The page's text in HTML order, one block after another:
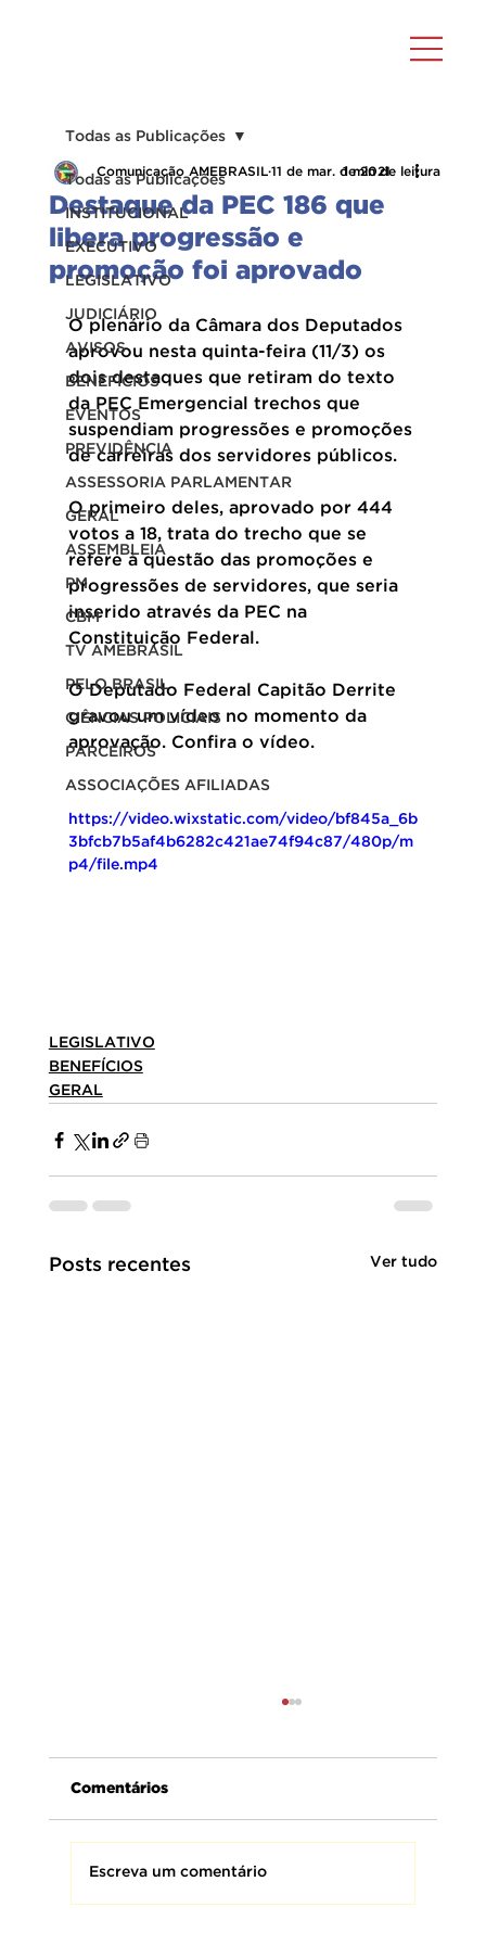
Todas as Publicações
INSTITUCIONAL
EXECUTIVO
LEGISLATIVO
JUDICIÁRIO
AVISOS
BENEFÍCIOS
EVENTOS
PREVIDÊNCIA
ASSESSORIA PARLAMENTAR
GERAL
ASSEMBLEIA
PM
CBM
TV AMEBRASIL
PELO BRASIL
CIÊNCIAS POLICIAIS
PARCEIROS
ASSOCIAÇÕES AFILIADAS
Todas as Publicações
Destaque da PEC 186 que
libera progressão e
promoção foi aprovado
Comunicação AMEBRASIL 11 de mar. de 20211 min de leitura
O plenário da Câmara dos Deputados
aprovou nesta quinta-feira (11/3) os
dois destaques que retiram do texto
da PEC Emergencial trechos que
suspendiam progressões e promoções
de carreiras dos servidores públicos.
O primeiro deles, aprovado por 444
votos a 18, trata do trecho que se
refere à questão das promoções e
progressões de servidores, que seria
inserido através da PEC na
Constituição Federal.
O Deputado Federal Capitão Derrite
gravou um vídeo no momento da
aprovação. Confira o vídeo.
https://video.wixstatic.com/video/bf845a_6b
3bfcb7b5af4b6282c421ae74f94c87/480p/m
p4/file.mp4
LEGISLATIVO
BENEFÍCIOS
GERAL
Posts recentes Ver tudo
Comentários
Escreva um comentário